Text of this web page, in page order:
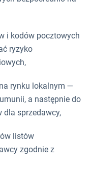
i kodów pocztowych
ryzyko
rynku lokalnym —
a następnie do
dla sprzedawcy,
listów
zgodnie z